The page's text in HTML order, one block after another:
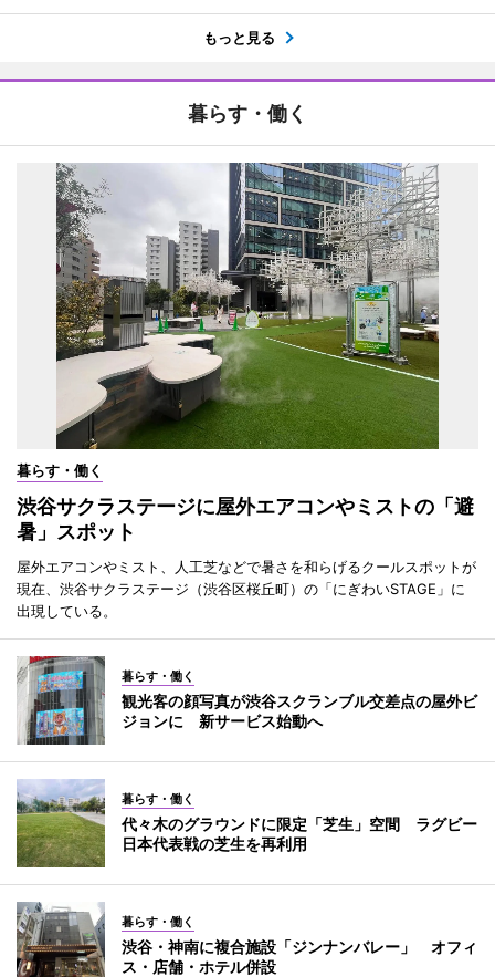
もっと見る
暮らす・働く
暮らす・働く
渋谷サクラステージに屋外エアコンやミストの「避
暑」スポット
屋外エアコンやミスト、人工芝などで暑さを和らげるクールスポットが
現在、渋谷サクラステージ（渋谷区桜丘町）の「にぎわいSTAGE」に
出現している。
暮らす・働く
観光客の顔写真が渋谷スクランブル交差点の屋外ビ
ジョンに 新サービス始動へ
暮らす・働く
代々木のグラウンドに限定「芝生」空間 ラグビー
日本代表戦の芝生を再利用
暮らす・働く
渋谷・神南に複合施設「ジンナンバレー」 オフィ
ス・店舗・ホテル併設